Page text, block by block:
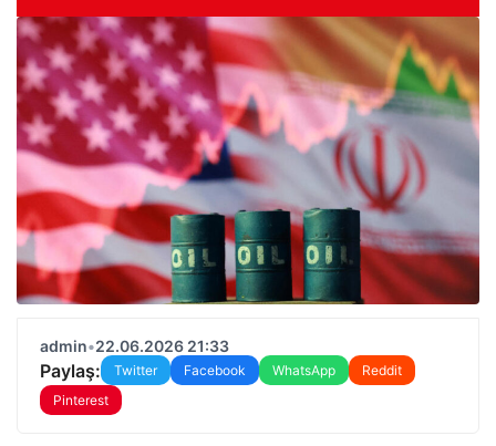
admin•22.06.2026 21:33
Paylaş: Twitter Facebook WhatsApp
Reddit
Pinterest